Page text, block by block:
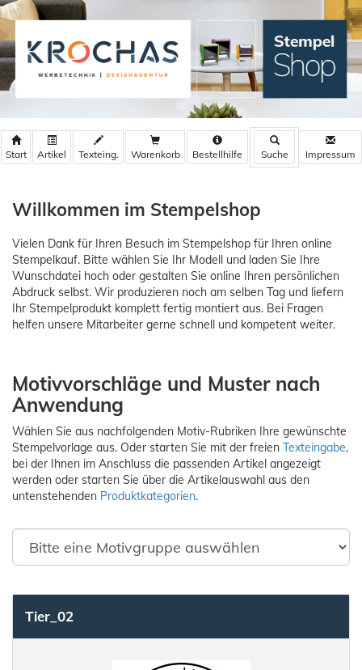
Warenkorb Bestellhilfe
Willkommen im Stempelshop
Vielen Dank für Ihren Besuch im Stempelshop für Ihren online
Stempelkauf. Bitte wählen Sie Ihr Modell und laden Sie Ihre
Wunschdatei hoch oder gestalten Sie online Ihren persönlichen
Abdruck selbst. Wir produzieren noch am selben Tag und liefern
Ihr Stempelprodukt komplett fertig montiert aus. Bei Fragen
helfen unsere Mitarbeiter gerne schnell und kompetent weiter.
Motivvorschläge und Muster nach
Anwendung
Wählen Sie aus nachfolgenden Motiv-Rubriken Ihre gewünschte
Stempelvorlage aus. Oder starten Sie mit der freien Texteingabe,
bei der Ihnen im Anschluss die passenden Artikel angezeigt
werden oder starten Sie über die Artikelauswahl aus den
untenstehenden Produktkategorien.
Tier_02